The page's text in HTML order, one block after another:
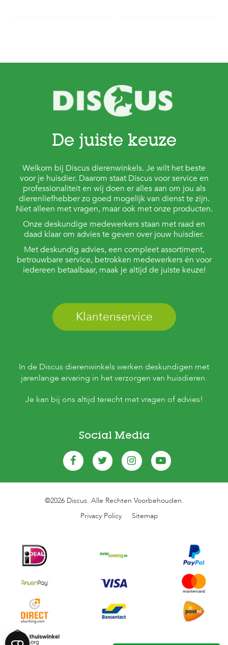
De juiste keuze
Welkom bij Discus dierenwinkels. Je wilt het beste
voor je huisdier. Daarom staat Discus voor service en
professionaliteit en wij doen er alles aan om jou als
dierenliefhebber zo goed mogelijk van dienst te zijn.
Niet alleen met vragen, maar ook met onze producten.
Onze deskundige medewerkers staan met raad en
daad klaar om advies te geven over jouw huisdier.
Met deskundig advies, een compleet assortiment,
betrouwbare service, betrokken medewerkers én voor
iedereen betaalbaar, maak je altijd de juiste keuze!
Klantenservice
In de Discus dierenwinkels werken deskundigen met
jarenlange ervaring in het verzorgen van huisdieren.
Je kan bij ons altijd terecht met vragen of advies!
Social Media
©2026 Discus. Alle Rechten Voorbehouden.
Privacy Policy
Sitemap